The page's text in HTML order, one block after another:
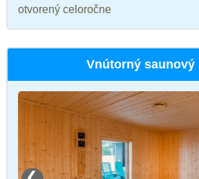
otvorený celoročne
Vnútorný saunový